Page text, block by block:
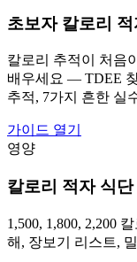
초보자 칼로리
칼로리 추적이 처음
배우세요 — TDEE
추적, 7가지 흔한 실
가이드 열기
영양
칼로리 적자 식
1,500, 1,800, 2,200
해, 장보기 리스트,